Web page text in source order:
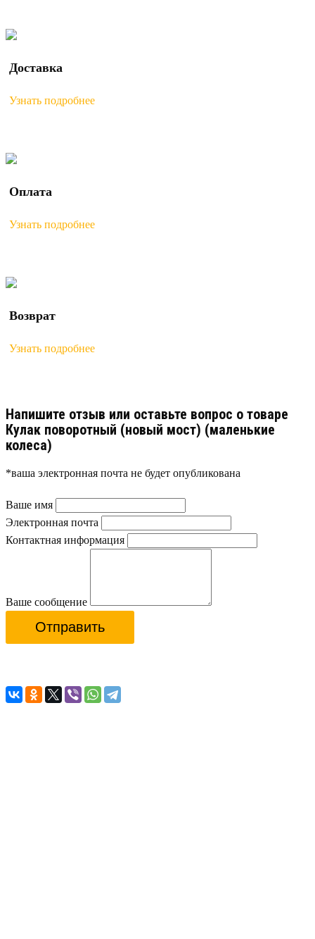
Доставка
Узнать подробнее
Оплата
Узнать подробнее
Возврат
Узнать подробнее
Напишите отзыв или оставьте вопрос о товаре
Кулак поворотный (новый мост) (маленькие
колеса)
*ваша электронная почта не будет опубликована
Ваше имя
Электронная почта
Контактная информация
Ваше сообщение
Отправить